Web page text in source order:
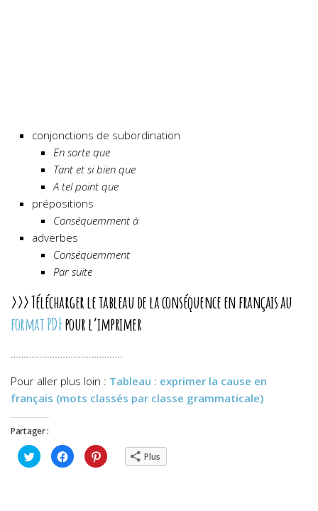
conjonctions de subordination
En sorte que
Tant et si bien que
A tel point que
prépositions
Conséquemment à
adverbes
Conséquemment
Par suite
>>> Télécharger le tableau de la conséquence en françaisau
format PDFpour l’imprimer
…………………………………….
Pour aller plus loin : Tableau : exprimer la cause en
français (mots classés par classe grammaticale)
Partager :
Cliquez
pour
partager
Cliquez
pour
partager
Cliquez
pour Plus